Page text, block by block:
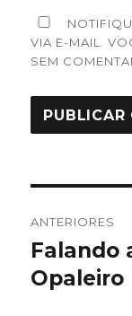
VIA E-MAIL.
SEM
de
Post
ANTERIORES
Post
anterior:
Falando
Opaleiro